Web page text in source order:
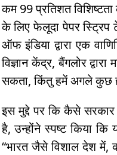
कम 99 प्रतिशत
के लिए फेलूदा पेपर
ऑफ इंडिया द्वारा एक
विज्ञान केंद्र, बैंगलोर
सकता, किंतु हमें अगले कुछ
इस मुद्दे पर कि कैसे सरकार
है, उन्होंने स्पष्ट किया
“भारत जैसे विशाल देश में,